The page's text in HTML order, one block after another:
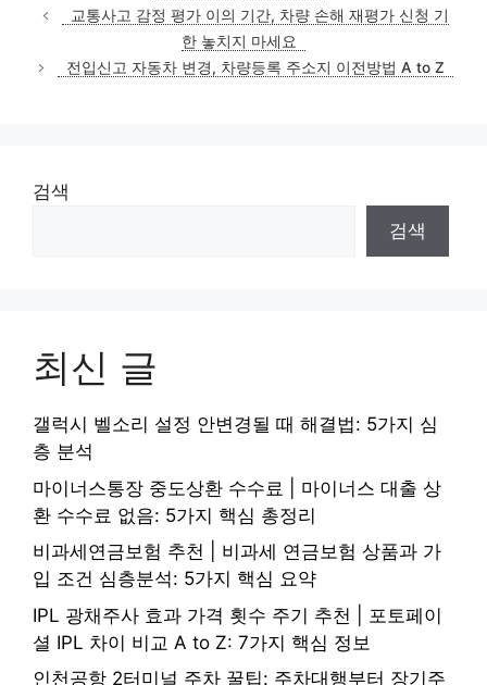
교통사고 감정 평가 이의 기간, 차량 손해 재평가 신청 기
한 놓치지 마세요
전입신고 자동차 변경, 차량등록 주소지 이전방법 A to Z
검색
검색
최신 글
갤럭시 벨소리 설정 안변경될 때 해결법: 5가지 심
층 분석
마이너스통장 중도상환 수수료 | 마이너스 대출 상
환 수수료 없음: 5가지 핵심 총정리
비과세연금보험 추천 | 비과세 연금보험 상품과 가
입 조건 심층분석: 5가지 핵심 요약
IPL 광채주사 효과 가격 횟수 주기 추천 | 포토페이
셜 IPL 차이 비교 A to Z: 7가지 핵심 정보
인천공항 2터미널 주차 꿀팁: 주차대행부터 장기주